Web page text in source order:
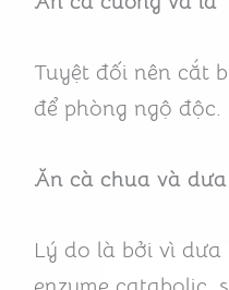
Tuyệt đối nên cắt
để phòng ngộ độc.
Ăn cà chua và
Lý do là bởi vì